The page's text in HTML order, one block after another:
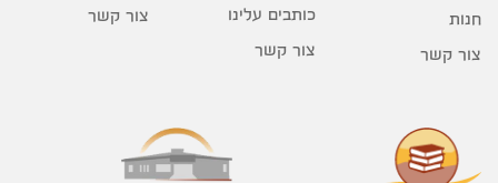
חנות
צור קשר
כותבים עלינו
צור קשר
צור קשר